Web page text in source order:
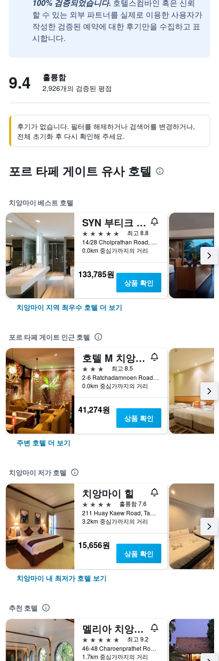
100% 검증되었습니다. 호텔스컴바인 혹은 신뢰
할 수 있는 외부 파트너를 실제로 이용한 사용자가
작성한 검증된 예약에 대한 후기만을 수집하고 표
시합니다.
9.4 훌륭함
2,926개의 검증된 평점
후기가 없습니다. 필터를 해제하거나 검색어를 변경하거나,
전체 초기화 후 다시 확인해 주세요.
포르 타페 게이트 유사 호텔
치앙마이 베스트 호텔
SYN 부티크 호텔
5성급
최고 8.8
14/28 Cholprathan Road, 치앙마이, 태국
0.0km 중심가까지의 거리
133,785원
상품 확인
치앙마이 지역 최우수 호텔 더 보기
포르 타페 게이트 인근 호텔
호텔 M 치앙마이
3성급
최고 8.5
2-6 Ratchadamnoen Road, Sriphum Muang, 치앙마이, 태국
0.0km 중심가까지의 거리
41,274원
상품 확인
주변 호텔 더 보기
치앙마이 저가 호텔
치앙마이 힐
4성급
훌륭함 7.6
211 Huay Kaew Road, Tambon Sutep, 치앙마이, 태국
3.2km 중심가까지의 거리
15,656원
상품 확인
치앙마이 내 최저가 호텔 보기
추천 호텔
멜리아 치앙마이 (Melia Chiang Mai)
5성급
최고 9.2
46-48 Charoenprathet Road, Changklan, 치앙마이, 태국
1.7km 중심가까지의 거리